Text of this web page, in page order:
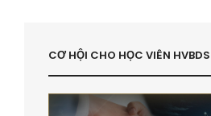
CƠ HỘI CHO HỌC VIÊN HVBDS